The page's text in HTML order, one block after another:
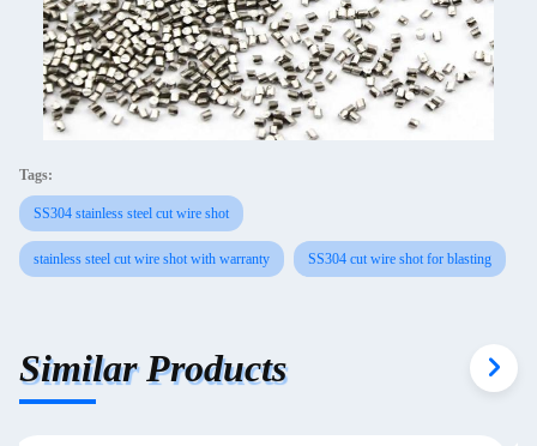
Tags:
SS304 stainless steel cut wire shot
stainless steel cut wire shot with warranty SS304 cut wire shot for blasting
Similar Products